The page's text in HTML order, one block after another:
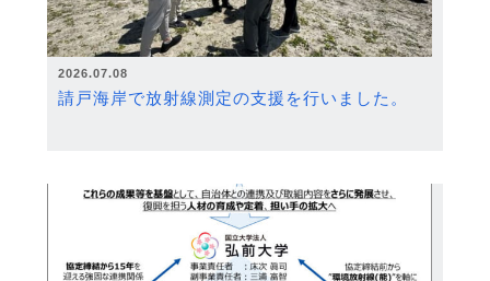
2026.07.08
請戸海岸で放射線測定の支援を行いました。